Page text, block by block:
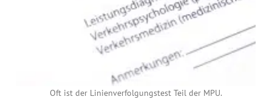
Oft ist der Linienverfolgungstest Teil der MPU.